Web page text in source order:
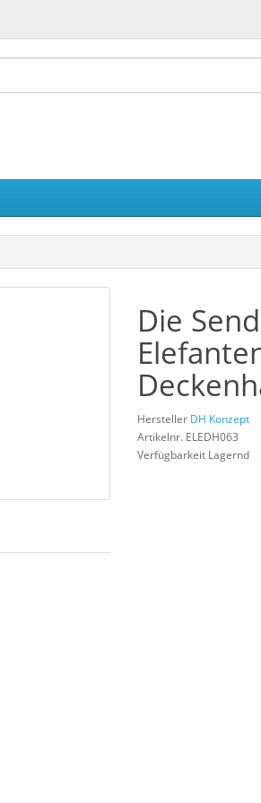
Die
Hersteller DH Konzept
Artikelnr. ELEDH063
Verfügbarkeit Lagernd